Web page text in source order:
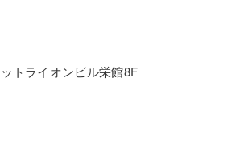
トライオンビル栄館8F